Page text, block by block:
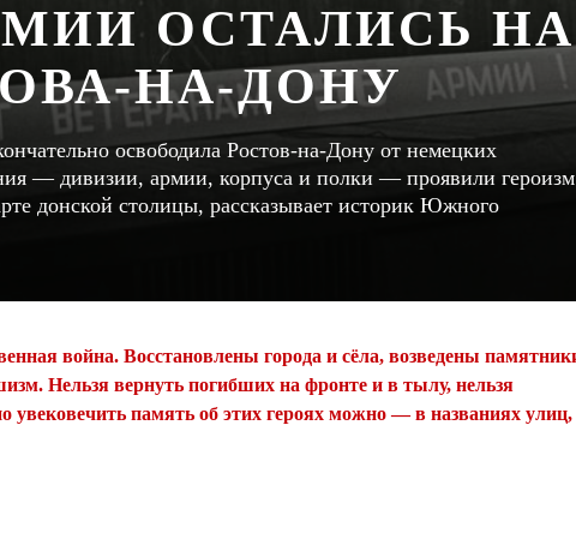
ОСТАЛИСЬ НА
НА-ДОНУ
освободила Ростов-на-Дону от немецких
— дивизии, армии, корпуса и полки — проявили
донской столицы, рассказывает историк Южного
война. Восстановлены города и сёла, возведены
Нельзя вернуть погибших на фронте и в тылу, нельзя
увековечить память об этих героях можно — в названиях улиц,